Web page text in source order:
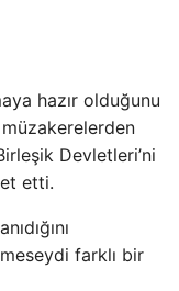
hazır olduğunu
Devletleri’ni
etti.
farklı bir